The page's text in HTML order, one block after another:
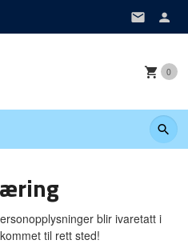
0
blir ivaretatt i
til rett sted!